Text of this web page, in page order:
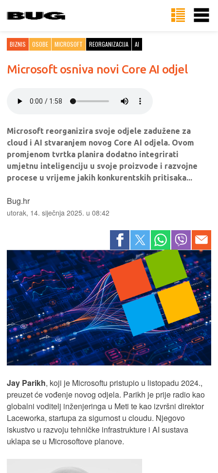
BIZNIS OSOBE MICROSOFT REORGANIZACIJA AI
Microsoft osniva novi Core AI odjel
Microsoft reorganizira svoje odjele zadužene za
cloud i AI stvaranjem novog Core AI odjela. Ovom
promjenom tvrtka planira dodatno integrirati
umjetnu inteligenciju u svoje proizvode i razvojne
procese u vrijeme jakih konkurentskih pritisaka...
Bug.hr
utorak, 14. siječnja 2025. u 08:42
Jay Parikh, koji je Microsoftu pristupio u listopadu 2024.,
preuzet će vođenje novog odjela. Parikh je prije radio kao
globalni voditelj inženjeringa u Meti te kao izvršni direktor
Laceworka, startupa za sigurnost u cloudu. Njegovo
iskustvo u razvoju tehničke infrastrukture i AI sustava
uklapa se u Microsoftove planove.